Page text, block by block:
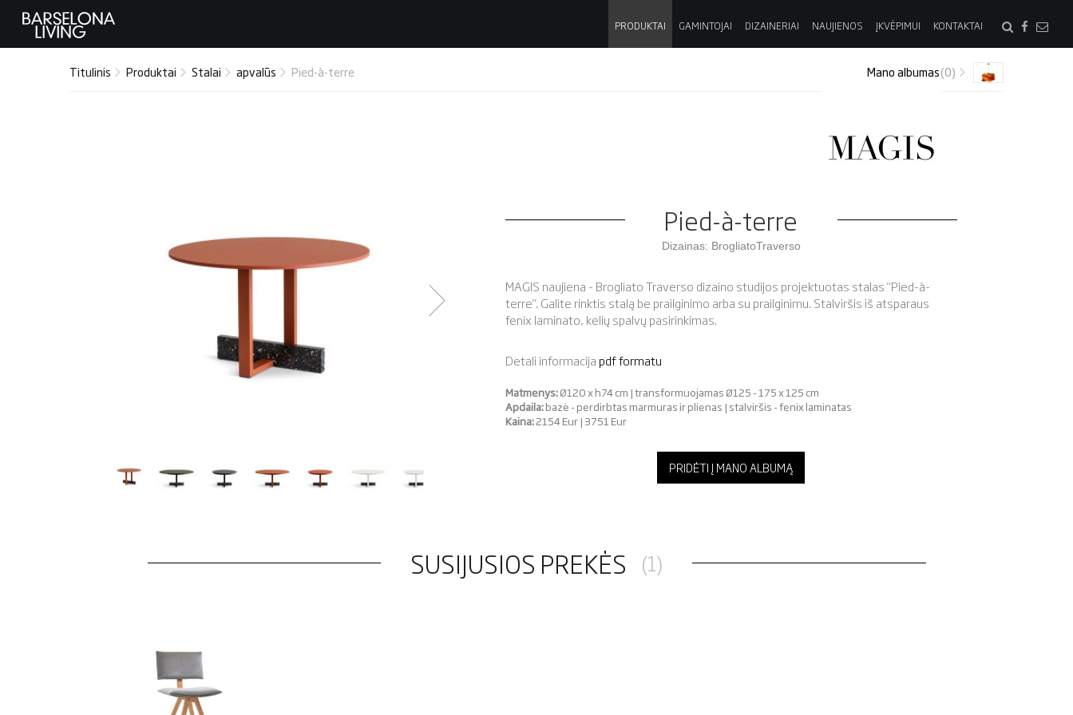
PRODUKTAI GAMINTOJAI DIZAINERIAI NAUJIENOS ĮKVĖPIMUI KONTAKTAI
Titulinis Produktai Stalai apvalūs Pied-à-terre Mano albumas(0)
Pied-à-terre
Dizainas: BrogliatoTraverso
MAGIS naujiena - Brogliato Traverso dizaino studijos projektuotas stalas "Pied-à-
terre". Galite rinktis stalą be prailginimo arba su prailginimu. Stalviršis iš atsparaus
fenix laminato, kelių spalvų pasirinkimas.
Detali informacija pdf formatu
Matmenys:Ø120 x h74 cm | transformuojamas Ø125 - 175 x 125 cm
Apdaila:bazė - perdirbtas marmuras ir plienas | stalviršis - fenix laminatas
Kaina:2154 Eur | 3751 Eur
PRIDĖTI Į MANO ALBUMĄ
SUSIJUSIOS PREKĖS (1)